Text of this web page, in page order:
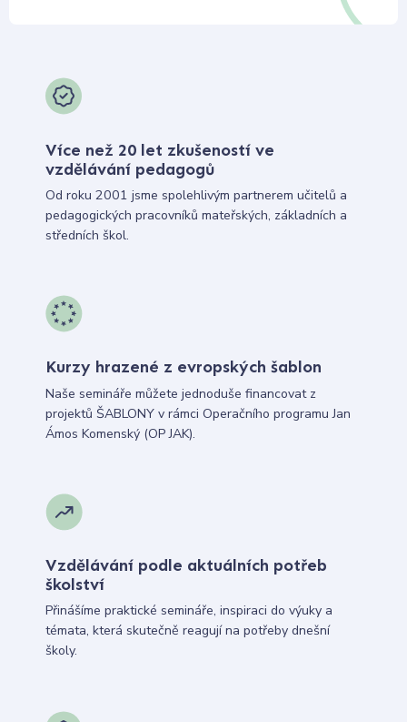
Více než 20 let zkušeností ve
vzdělávání pedagogů
Od roku 2001 jsme spolehlivým partnerem učitelů a
pedagogických pracovníků mateřských, základních a
středních škol.
Kurzy hrazené z evropských šablon
Naše semináře můžete jednoduše financovat z
projektů ŠABLONY v rámci Operačního programu Jan
Ámos Komenský (OP JAK).
Vzdělávání podle aktuálních potřeb
školství
Přinášíme praktické semináře, inspiraci do výuky a
témata, která skutečně reagují na potřeby dnešní
školy.